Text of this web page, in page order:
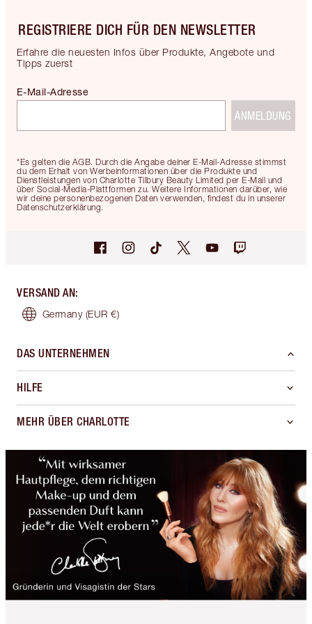
REGISTRIERE DICH FÜR DEN NEWSLETTER
Erfahre die neuesten Infos über Produkte, Angebote und
Tipps zuerst
*Es gelten die AGB. Durch die Angabe deiner E-Mail-Adresse stimmst
du dem Erhalt von Werbeinformationen über die Produkte und
Dienstleistungen von Charlotte Tilbury Beauty Limited per E-Mail und
über Social-Media-Plattformen zu. Weitere Informationen darüber, wie
wir deine personenbezogenen Daten verwenden, findest du in unserer
Datenschutzerklärung.
E-Mail-Adresse
ANMELDUNG
VERSAND AN:
Germany (EUR €)
DAS UNTERNEHMEN
HILFE
MEHR ÜBER CHARLOTTE